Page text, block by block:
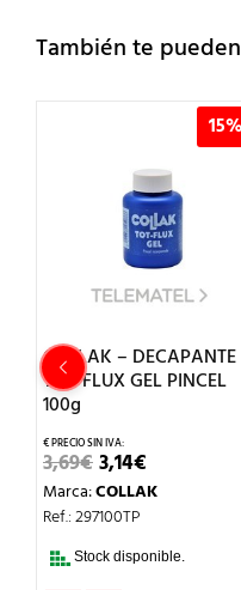
También te
15%
COLLAK – DECAPANTE
TOT-FLUX GEL PINCEL
100g
3,69€EL
PRECIO
ORIGINAL
ERA:
3,14€PRECIO
ACTUAL
Marca:COLLAK
Ref.: 297100TP
Stock disponible.